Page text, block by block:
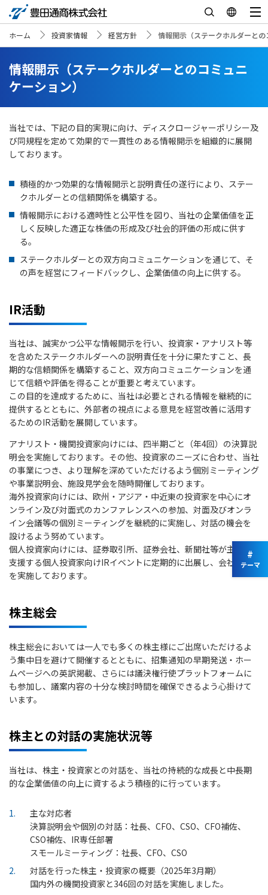
ホーム 投資家情報 経営方針 情報開示（ステークホルダーと
情報開示（ステークホルダーとのコミュニ
ケーション）
当社では、下記の目的実現に向け、ディスクロージャーポリシー及
び同規程を定めて効果的で一貫性のある情報開示を組織的に展開
しております。
積極的かつ効果的な情報開示と説明責任の遂行により、ステー
クホルダーとの信頼関係を構築する。
情報開示における適時性と公平性を図り、当社の企業価値を正
しく反映した適正な株価の形成及び社会的評価の形成に供す
る。
ステークホルダーとの双方向コミュニケーションを通じて、そ
の声を経営にフィードバックし、企業価値の向上に供する。
IR活動
当社は、誠実かつ公平な情報開示を行い、投資家・アナリスト等
を含めたステークホルダーへの説明責任を十分に果たすこと、長
期的な信頼関係を構築すること、双方向コミュニケーションを通
じて信頼や評価を得ることが重要と考えています。
この目的を達成するために、当社は必要とされる情報を継続的に
提供するとともに、外部者の視点による意見を経営改善に活用す
るためのIR活動を展開しています。
アナリスト・機関投資家向けには、四半期ごと（年4回）の決算説
明会を実施しております。その他、投資家のニーズに合わせ、当社
の事業につき、より理解を深めていただけるよう個別ミーティング
や事業説明会、施設見学会を随時開催しております。
海外投資家向けには、欧州・アジア・中近東の投資家を中心にオ
ンライン及び対面式のカンファレンスへの参加、対面及びオンラ
イン会議等の個別ミーティングを継続的に実施し、対話の機会を
設けるよう努めています。
個人投資家向けには、証券取引所、証券会社、新聞社等が主催・
支援する個人投資家向けIRイベントに定期的に出展し、会社説明
を実施しております。
株主総会
株主総会においては一人でも多くの株主様にご出席いただけるよ
う集中日を避けて開催するとともに、招集通知の早期発送・ホー
ムページへの英訳掲載、さらには議決権行使プラットフォームに
も参加し、議案内容の十分な検討時間を確保できるよう心掛けて
います。
株主との対話の実施状況等
当社は、株主・投資家との対話を、当社の持続的な成長と中長期
的な企業価値の向上に資するよう積極的に行っています。
1
主な対応者
決算説明会や個別の対話：社長、CFO、CSO、CFO補佐、
CSO補佐、IR専任部署
スモールミーティング：社長、CFO、CSO
2
対話を行った株主・投資家の概要（2025年3月期）
国内外の機関投資家と346回の対話を実施しました。
#
テーマ